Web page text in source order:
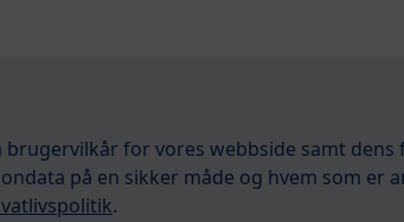
for vores webbside samt dens
på en sikker måde og hvem som er
.